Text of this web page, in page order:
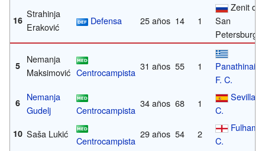
16
Strahinja
Eraković
Defensa 25 años 14 1
Zenit de
San
Petersburgo
5
Nemanja
Maksimović Centrocampista
31 años 55 1
F. C.
6
Nemanja
Gudelj
Centrocampista
34 años 68 1
Sevilla F.
C.
10 Saša Lukić
Centrocampista
29 años 54 2
Fulham
C.